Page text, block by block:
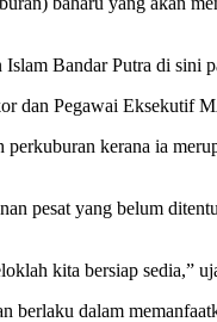
Bandar Putra di sini
dan Pegawai Eksekutif
kerana ia
pesat yang belum
kita bersiap sedia,”
dalam